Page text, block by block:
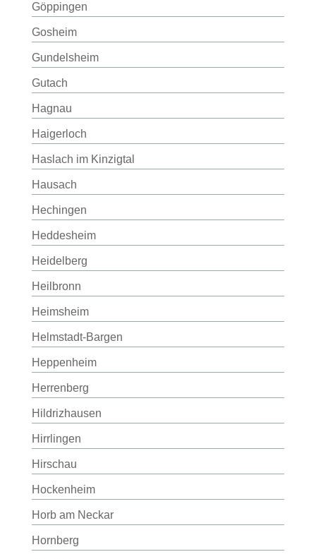
Göppingen
Gosheim
Gundelsheim
Gutach
Hagnau
Haigerloch
Haslach im Kinzigtal
Hausach
Hechingen
Heddesheim
Heidelberg
Heilbronn
Heimsheim
Helmstadt-Bargen
Heppenheim
Herrenberg
Hildrizhausen
Hirrlingen
Hirschau
Hockenheim
Horb am Neckar
Hornberg